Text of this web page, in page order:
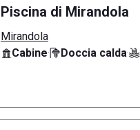
Piscina di Mirandola
Mirandola
Cabine· Doccia calda·